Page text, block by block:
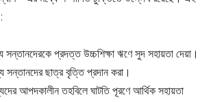
সন্তানদেরকে প্রদত্ত উচ্চশিক্ষা ঋণে সুদ সহায়তা দেয়া।
সন্তানদের ছাত্র বৃত্তি প্রদান করা।
আপদকালীন তহবিলে ঘাটতি পূরণে আর্থিক সহায়তা